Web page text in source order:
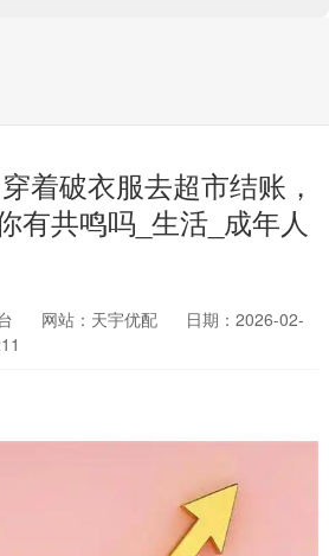
着破衣服去超市结账，
有共鸣吗_生活_成年人
网站：天宇优配
日期：2026-02-